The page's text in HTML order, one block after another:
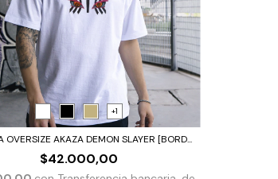
+1
OVERSIZE AKAZA DEMON SLAYER [BORD...
$42.000,00